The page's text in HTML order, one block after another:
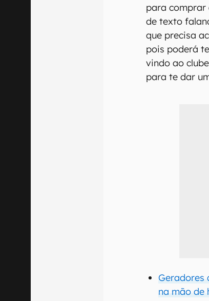
para comprar
de texto
que precisa
pois poderá
vindo ao
para te dar
Geradores
na mão de